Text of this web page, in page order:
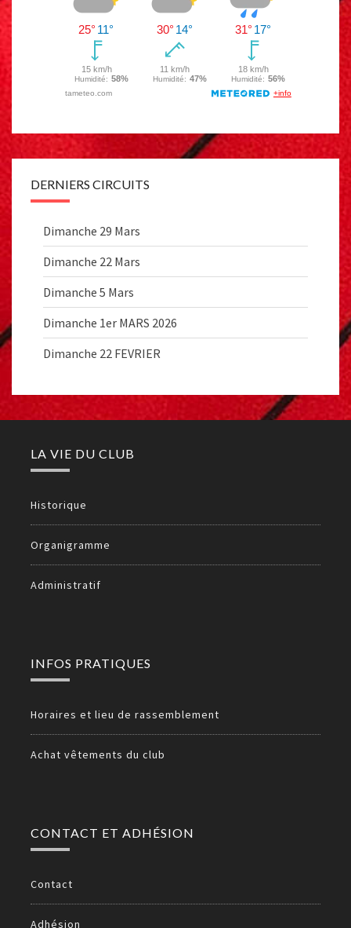
DERNIERS CIRCUITS
Dimanche 29 Mars
Dimanche 22 Mars
Dimanche 5 Mars
Dimanche 1er MARS 2026
Dimanche 22 FEVRIER
LA VIE DU CLUB
Historique
Organigramme
Administratif
INFOS PRATIQUES
Horaires et lieu de rassemblement
Achat vêtements du club
CONTACT ET ADHÉSION
Contact
Adhésion